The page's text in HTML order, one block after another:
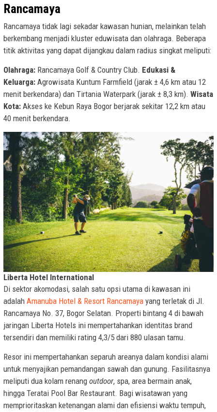
Rancamaya
Rancamaya tidak lagi sekadar kawasan hunian, melainkan telah
berkembang menjadi kluster eduwisata dan olahraga. Beberapa
titik aktivitas yang dapat dijangkau dalam radius singkat meliputi:
Olahraga: Rancamaya Golf & Country Club. Edukasi &
Keluarga: Agrowisata Kuntum Farmfield (jarak ± 4,6 km atau 12
menit berkendara) dan Tirtania Waterpark (jarak ± 8,3 km). Wisata
Kota: Akses ke Kebun Raya Bogor berjarak sekitar 12,2 km atau
40 menit berkendara.
Liberta Hotel International
Di sektor akomodasi, salah satu opsi utama di kawasan ini
adalah Amanuba Hotel & Resort Rancamaya yang terletak di Jl.
Rancamaya No. 37, Bogor Selatan. Properti bintang 4 di bawah
jaringan Liberta Hotels ini mempertahankan identitas brand
tersendiri dan memiliki rating 4,3/5 dari 880 ulasan tamu.
Resor ini mempertahankan separuh areanya dalam kondisi alami
untuk menyajikan pemandangan sawah dan gunung. Fasilitasnya
meliputi dua kolam renang outdoor, spa, area bermain anak,
hingga Teratai Pool Bar Restaurant. Bagi wisatawan yang
memprioritaskan ketenangan alami dan efisiensi waktu tempuh,